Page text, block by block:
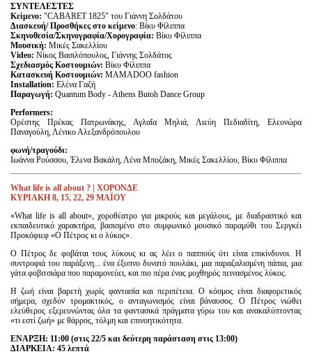
ΣYΝΤΕΛΕΣΤΕΣ
Κείμενο: "CABARET 1825" του Γιάννη Σολδάτου
Διασκευή/ Προσθήκες στο κείμενο: Βίκυ Φίλιππα
Σκηνοθεσία/Σκηνογραφία/Χορογραφία: Βίκυ Φίλιππα
Μουσική: Μικές Σακελλίου
Video: Nίκος Βασιλόπουλος, Γιάννης Σολδάτος
Σχεδιασμός Κοστουμιών: Βίκυ Φίλιππα
Κατασκευή Κοστουμιών: MAMADOO fashion
Installation: Ελένα Γαζή
Παραγωγή: Quantum Body - Athens Butoh Dance Group
Performers:
Ορέστης Πρέκας Πατρωνάκης, Αγλαΐα Μηλιά, Λιεύη Πεδιαδίτη, Ελεονώρα
Παναγούλη, Λένικο Αλεξανδρόπουλου
φωνή/τραγούδι:
Ιωάννα Ρούσσου, Έλενα Βακάλη, Λένα Μποζάκη, Μικές Σακελλίου, Βίκυ Φίλιππα
What life is all about ? | ΧΟΡΟΝΔΕ
KΥΡΙΑΚΗ 8, 15, 22, 29 ΜΑΪΟΥ
«What life is all about», χοροθέατρο για μικρούς και μεγάλους, με διαδραστικό και
εκπαιδευτικό χαρακτήρα, βασισμένο στο συμφωνικό μουσικό παραμύθι του Σεργκέι
Προκόφιεφ «Ο Πέτρος κι ο λύκος».
Ο Πέτρος δε φοβάται τους λύκους κι ας λέει ο παππούς ότι είναι επικίνδυνοι. Η
συντροφιά του παράξενη... ένα έξυπνο δυνατό πουλάκι, μια παραζαλισμένη πάπια, μια
γάτα φοβιτσιάρα που παραμονεύει, και πιο πέρα ένας μοχθηρός πεινασμένος λύκος.
Η ζωή είναι βαρετή χωρίς φαντασία και περιπέτεια. Ο κόσμος είναι διαφορετικός
σήμερα, σχεδόν τρομακτικός, ο ανταγωνισμός είναι βάναυσος. Ο Πέτρος νιώθει
ελεύθερος εξερευνώντας όλα τα φαντασικά πράγματα γύρω του και ανακαλύπτοντας
«τι εστί ζωή» με θάρρος, τόλμη και επινοητικότητα.
ΕΝAΡΞΗ: 11:00 (στις 22/5 και δεύτερη παράσταση στις 13:00)
ΔΙΑΡΚΕΙΑ: 45 λεπτά